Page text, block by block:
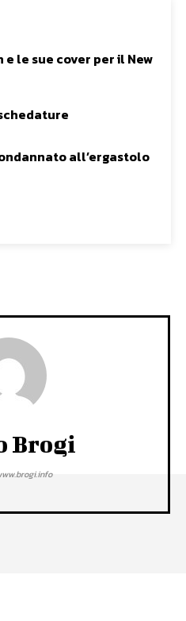
e le sue cover per il New
all’ergastolo
Brogi